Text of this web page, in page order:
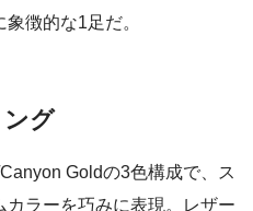
徴的な1足だ。
グ
Goldの3色構成で、ス
カラーを巧みに表現。レザー